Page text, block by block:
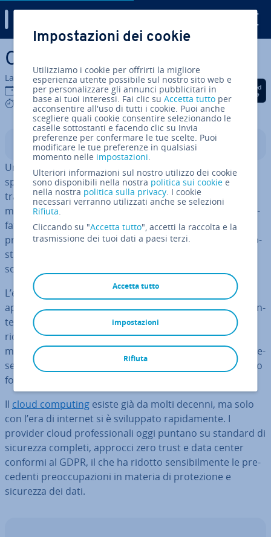
Vai al contenuto prin­ci­pa­le
Che cos’è il cloud?
La redazione di IONOS
08 lug 2026
7 mins
Condividi via Facebook
Condividi via Twitter
Condividi via
Indice
Un cloud utilizza server fisici in data center per fornire
spazio di ar­chi­via­zio­ne, potenza di calcolo e software
tramite internet. Aziende e utenti privati vi accedono in
modo in­di­pen­den­te dalla posizione e in forma crit­to­gra­
fa­ta, potendo adattare le risorse in modo fles­si­bi­le alle
proprie esigenze. In questo modo il cloud computing so­
sti­tui­sce sistemi IT locali rigidi con una soluzione più
scalabile ed ef­fi­cien­te.
L’ester­na­liz­za­zio­ne dello spazio di ar­chi­via­zio­ne e delle
ap­pli­ca­zio­ni nel cloud consente una fles­si­bi­li­tà net­ta­men­
te maggiore. Le capacità possono essere ampliate o
ridotte in base alle esigenze, creando così la base della
modernasca­la­bi­li­tà. Il nome “cloud” deriva dalla rap­pre­
sen­ta­zio­ne simbolica dell’in­fra­strut­tu­ra IT in­vi­si­bi­le sotto
forma di “nuvola”.
Il cloud computing esiste già da molti decenni, ma solo
con l’era di internet si è svi­lup­pa­to ra­pi­da­men­te. I
provider cloud pro­fes­sio­na­li oggi puntano su standard di
sicurezza completi, approcci zero trust e data center
conformi al GDPR, il che ha ridotto sen­si­bil­men­te le pre­
ce­den­ti pre­oc­cu­pa­zio­ni in materia di pro­te­zio­ne e
sicurezza dei dati.
Impostazioni dei cookie
Utilizziamo i cookie per offrirti la migliore
esperienza utente possibile sul nostro sito web e
per personalizzare gli annunci pubblicitari in
base ai tuoi interessi. Fai clic suAccetta tutto per
acconsentire all'uso di tutti i cookie. Puoi anche
scegliere quali cookie consentire selezionando le
caselle sottostanti e facendo clic su Invia
preferenze per confermare le tue scelte. Puoi
modificare le tue preferenze in qualsiasi
momento nelle impostazioni.
Ulteriori informazioni sul nostro utilizzo dei cookie
sono disponibili nella nostra politica sui cookie e
nella nostra politica sulla privacy. I cookie
necessari verranno utilizzati anche se selezioni
Rifiuta.
Cliccando su "Accetta tutto", accetti la raccolta e la
trasmissione dei tuoi dati a paesi terzi.
Accetta tutto
Rifiuta
impostazioni